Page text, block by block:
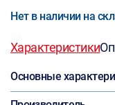
Нет в наличии на
Характеристики
Основные